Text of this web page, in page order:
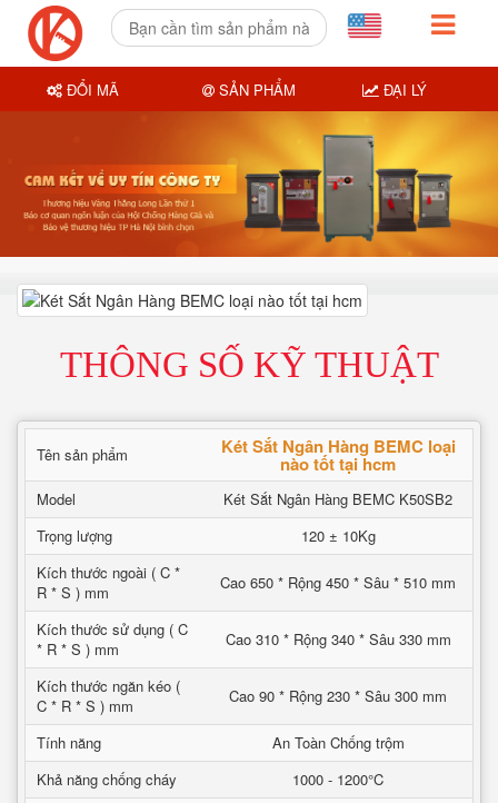
THÔNG SỐ KỸ THUẬT
Tên sản phẩm Két Sắt Ngân Hàng BEMC loại
nào tốt tại hcm
Model
Két Sắt Ngân Hàng BEMC K50SB2
Trọng lượng
120 ± 10Kg
Kích thước ngoài ( C *
R * S ) mm
Cao 650 * Rộng 450 * Sâu * 510 mm
Kích thước sử dụng ( C
* R * S ) mm
Cao 310 * Rộng 340 * Sâu 330 mm
Kích thước ngăn kéo (
C * R * S ) mm
Cao 90 * Rộng 230 * Sâu 300 mm
Tính năng
An Toàn Chống trộm
Khả năng chống cháy
1000 - 1200°C
ĐỔI MÃ SẢN PHẨM ĐẠI LÝ